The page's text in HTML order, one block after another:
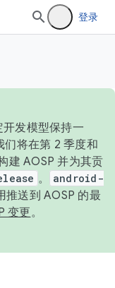
登录
发模型保持一
们将在第 2 季度和
建 AOSP 并为其贡
。
android-
推送到 AOSP 的最
变更。